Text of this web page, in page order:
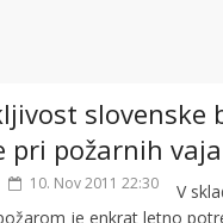
slovenske
pri požarnih
10. Nov 2011 22:30
V
je enkrat letno